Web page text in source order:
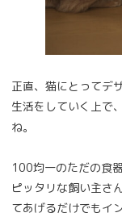
正直、猫にとってデ
生活をしていく上で、
ね。
100均一のただの食
ピッタリな飼い主さ
てあげるだけでもイ